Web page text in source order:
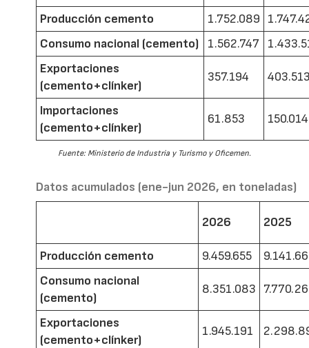
Producción cemento 1.752.089
Consumo nacional (cemento)
1.562.747
Exportaciones
(cemento+clínker)
357.194
Importaciones
(cemento+clínker)
61.853 150.014
Fuente: Ministerio de Industria y Turismo y Oficemen.
Datos acumulados (ene-jun 2026, en toneladas)
2026 2025
Producción cemento 9.459.655
Consumo nacional
(cemento)
8.351.083
Exportaciones
(cemento+clínker)
1.945.191